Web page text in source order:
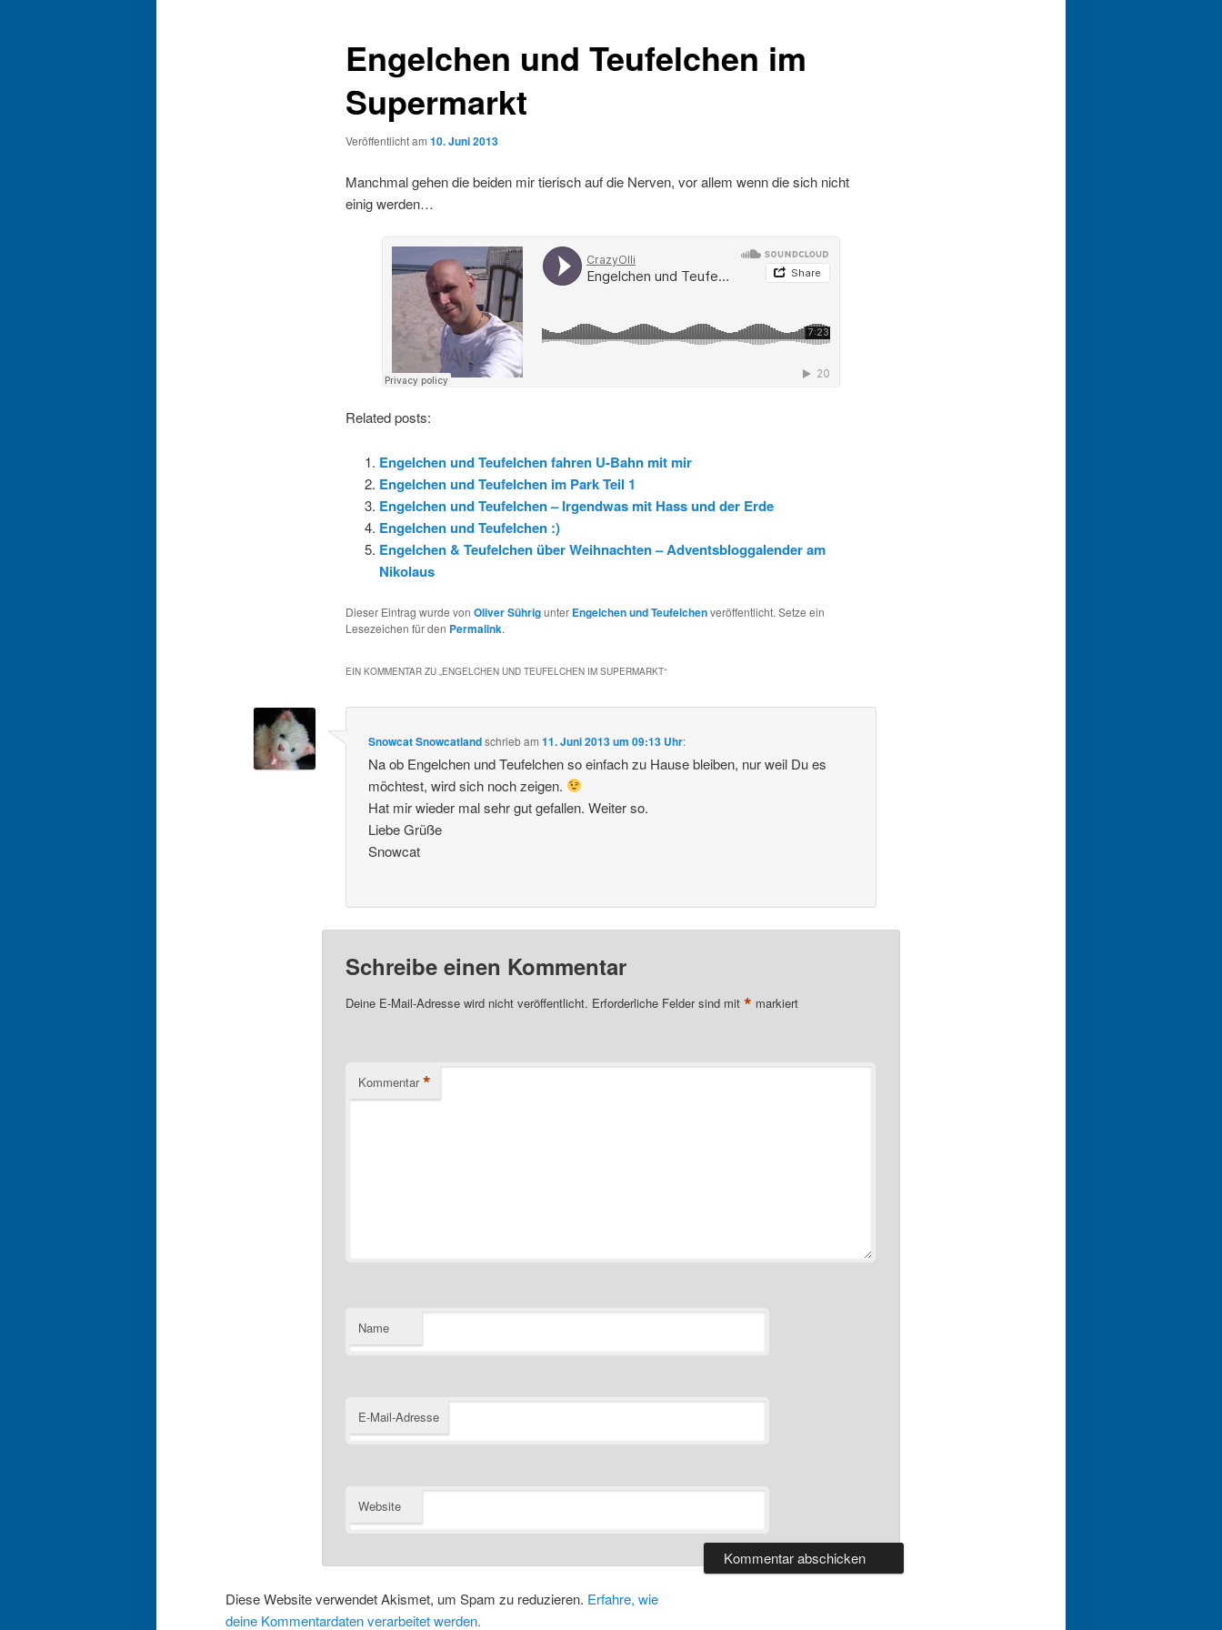
Engelchen und Teufelchen im
Supermarkt
Veröffentlicht am 10. Juni 2013
Manchmal gehen die beiden mir tierisch auf die Nerven, vor allem wenn die sich nicht
einig werden…
Related posts:
Engelchen und Teufelchen fahren U-Bahn mit mir
Engelchen und Teufelchen im Park Teil 1
Engelchen und Teufelchen – Irgendwas mit Hass und der Erde
Engelchen und Teufelchen :)
Engelchen & Teufelchen über Weihnachten – Adventsbloggalender am
Nikolaus
Dieser Eintrag wurde von Oliver Sührigunter Engelchen und Teufelchenveröffentlicht. Setze ein
Lesezeichen für den Permalink.
EIN KOMMENTAR ZU „ ENGELCHEN UND TEUFELCHEN IM SUPERMARKT“
Snowcat Snowcatlandschriebam11. Juni 2013 um 09:13 Uhr:
Na ob Engelchen und Teufelchen so einfach zu Hause bleiben, nur weil Du es
möchtest, wird sich noch zeigen.
Hat mir wieder mal sehr gut gefallen. Weiter so.
Liebe Grüße
Snowcat
Schreibe einen Kommentar
Deine E-Mail-Adresse wird nicht veröffentlicht. Erforderliche Felder sind mit * markiert
Kommentar *
Name
E-Mail-Adresse
Website
Diese Website verwendet Akismet, um Spam zu reduzieren. Erfahre, wie
deine Kommentardaten verarbeitet werden.